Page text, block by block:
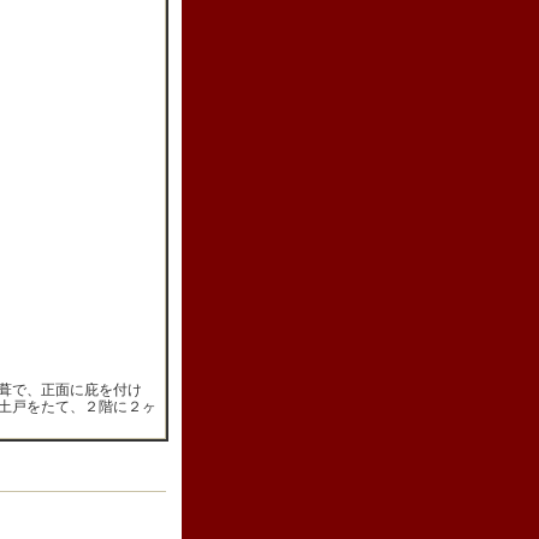
で、正面に庇を付け
戸をたて、２階に２ヶ